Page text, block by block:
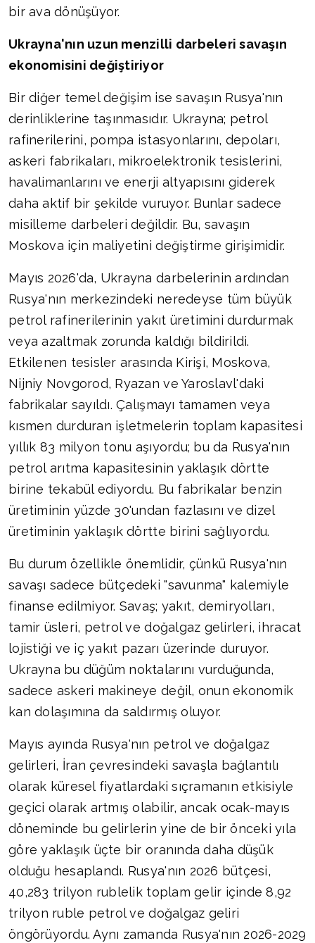
bir ava dönüşüyor.
Ukrayna'nın uzun menzilli darbeleri savaşın
ekonomisini değiştiriyor
Bir diğer temel değişim ise savaşın Rusya'nın
derinliklerine taşınmasıdır. Ukrayna; petrol
rafinerilerini, pompa istasyonlarını, depoları,
askeri fabrikaları, mikroelektronik tesislerini,
havalimanlarını ve enerji altyapısını giderek
daha aktif bir şekilde vuruyor. Bunlar sadece
misilleme darbeleri değildir. Bu, savaşın
Moskova için maliyetini değiştirme girişimidir.
Mayıs 2026'da, Ukrayna darbelerinin ardından
Rusya'nın merkezindeki neredeyse tüm büyük
petrol rafinerilerinin yakıt üretimini durdurmak
veya azaltmak zorunda kaldığı bildirildi.
Etkilenen tesisler arasında Kirişi, Moskova,
Nijniy Novgorod, Ryazan ve Yaroslavl'daki
fabrikalar sayıldı. Çalışmayı tamamen veya
kısmen durduran işletmelerin toplam kapasitesi
yıllık 83 milyon tonu aşıyordu; bu da Rusya'nın
petrol arıtma kapasitesinin yaklaşık dörtte
birine tekabül ediyordu. Bu fabrikalar benzin
üretiminin yüzde 30'undan fazlasını ve dizel
üretiminin yaklaşık dörtte birini sağlıyordu.
Bu durum özellikle önemlidir, çünkü Rusya'nın
savaşı sadece bütçedeki "savunma" kalemiyle
finanse edilmiyor. Savaş; yakıt, demiryolları,
tamir üsleri, petrol ve doğalgaz gelirleri, ihracat
lojistiği ve iç yakıt pazarı üzerinde duruyor.
Ukrayna bu düğüm noktalarını vurduğunda,
sadece askeri makineye değil, onun ekonomik
kan dolaşımına da saldırmış oluyor.
Mayıs ayında Rusya'nın petrol ve doğalgaz
gelirleri, İran çevresindeki savaşla bağlantılı
olarak küresel fiyatlardaki sıçramanın etkisiyle
geçici olarak artmış olabilir, ancak ocak-mayıs
döneminde bu gelirlerin yine de bir önceki yıla
göre yaklaşık üçte bir oranında daha düşük
olduğu hesaplandı. Rusya'nın 2026 bütçesi,
40,283 trilyon rublelik toplam gelir içinde 8,92
trilyon ruble petrol ve doğalgaz geliri
öngörüyordu. Aynı zamanda Rusya'nın 2026-2029